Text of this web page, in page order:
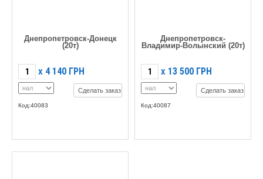
Днепропетровск-Донецк
(20т)
X 4 140 ГРН
Сделать заказ
Код:40083
Днепропетровск-
Владимир-Волынский (20т)
X 13 500 ГРН
Сделать заказ
Код:40087